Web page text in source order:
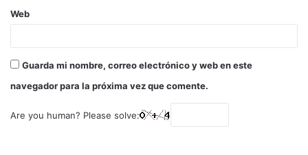
Web
Guarda mi nombre, correo electrónico y web en este
navegador para la próxima vez que comente.
Are you human? Please solve: